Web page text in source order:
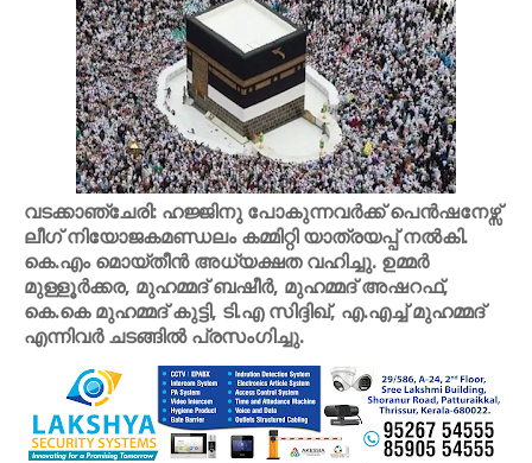
വടക്കാഞ്ചേരി: ഹജ്ജിനു പോകുന്നവർക്ക് പെൻഷനേഴ്സ്
ലീഗ് നിയോജകമണ്ഡലം കമ്മിറ്റി യാത്രയപ്പ് നൽകി.
കെ.എം മൊയ്തീൻ അധ്യക്ഷത വഹിച്ചു. ഉമ്മർ
മുള്ളൂർക്കര, മുഹമ്മദ് ബഷീർ, മുഹമ്മദ് അഷറഫ്,
കെ.കെ മുഹമ്മദ് കുട്ടി, ടി.എ സിദ്ദിഖ്, എ.എച്ച് മുഹമ്മദ്
എന്നിവർ ചടങ്ങിൽ പ്രസംഗിച്ചു.